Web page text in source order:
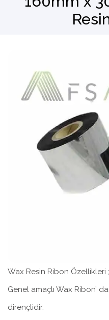
Barkod Okuyucu
Wax Resin Ribon Özellikleri ;
Genel amaçlı Wax Ribon’
dirençlidir.